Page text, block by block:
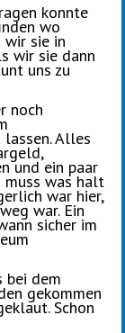
konnte
wo
wir sie in
wir sie dann
uns zu
noch
Alles
und ein paar
muss was halt
war hier,
war. Ein
sicher im
bei dem
gekommen
Schon